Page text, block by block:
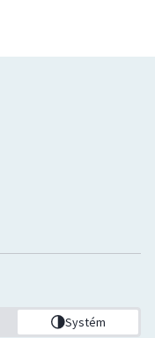
Systém